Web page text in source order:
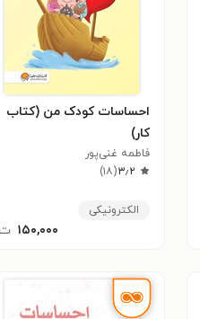
احساسات کودک من (کتاب
کار)
فاطمه غنی‌پور
۳٫۲(۱۸)
الکترونیکی
۱۵۰,۰۰۰